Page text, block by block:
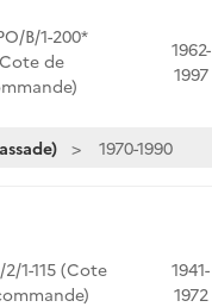
B/1-200*
de
1962-
1997
1970-1990
2/1-115 (Cote
1941-
1972